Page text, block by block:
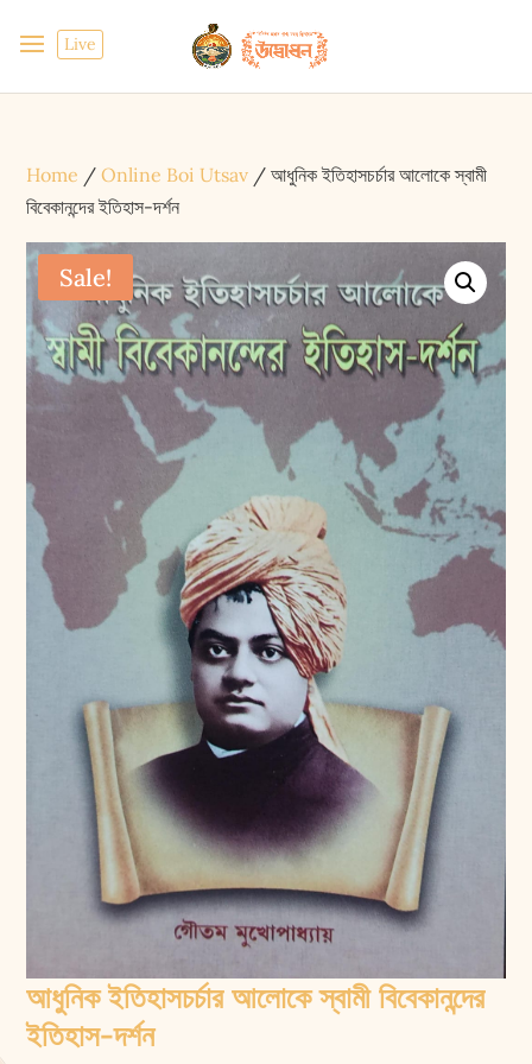
Live
Home /Online Boi Utsav / আধুনিক ইতিহাসচর্চার আলোকে স্বামী
বিবেকানন্দের ইতিহাস-দর্শন
Sale!
আধুনিক ইতিহাসচর্চার আলোকে স্বামী বিবেকানন্দের
ইতিহাস-দর্শন